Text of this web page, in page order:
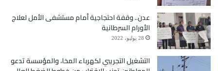
عدن.. وقفة احتجاجية أمام مستشفى الأمل لعلاج
الأورام السرطانية
28 يوليو، 2022
التشغيل التجريبي لكهرباء المخا، والمؤسسة تدعو